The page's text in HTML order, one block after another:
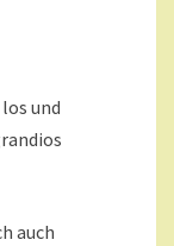
und
auch